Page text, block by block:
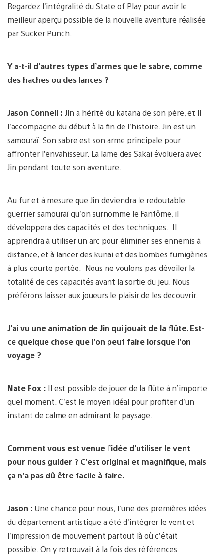
Regardez l’intégralité du State of Play pour avoir le
meilleur aperçu possible de la nouvelle aventure réalisée
par Sucker Punch.
Y a-t-il d’autres types d’armes que le sabre, comme
des haches ou des lances ?
Jason Connell : Jin a hérité du katana de son père, et il
l’accompagne du début à la fin de l’histoire. Jin est un
samouraï. Son sabre est son arme principale pour
affronter l’envahisseur. La lame des Sakai évoluera avec
Jin pendant toute son aventure.
Au fur et à mesure que Jin deviendra le redoutable
guerrier samouraï qu’on surnomme le Fantôme, il
développera des capacités et des techniques. Il
apprendra à utiliser un arc pour éliminer ses ennemis à
distance, et à lancer des kunai et des bombes fumigènes
à plus courte portée. Nous ne voulons pas dévoiler la
totalité de ces capacités avant la sortie du jeu. Nous
préférons laisser aux joueurs le plaisir de les découvrir.
J’ai vu une animation de Jin qui jouait de la flûte. Est-
ce quelque chose que l’on peut faire lorsque l’on
voyage ?
Nate Fox : Il est possible de jouer de la flûte à n’importe
quel moment. C’est le moyen idéal pour profiter d’un
instant de calme en admirant le paysage.
Comment vous est venue l’idée d’utiliser le vent
pour nous guider ? C’est original et magnifique, mais
ça n’a pas dû être facile à faire.
Jason : Une chance pour nous, l’une des premières idées
du département artistique a été d’intégrer le vent et
l’impression de mouvement partout là où c’était
possible. On y retrouvait à la fois des références